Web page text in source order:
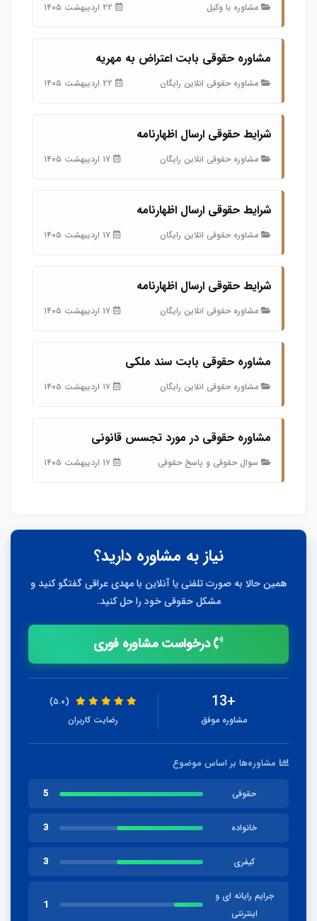
مشاوره با وکیل
مشاوره حقوقی بابت اعتراض به مهریه
مشاوره حقوقی انلاین رایگان
شرایط حقوقی ارسال اظهارنامه
مشاوره حقوقی انلاین رایگان
شرایط حقوقی ارسال اظهارنامه
مشاوره حقوقی انلاین رایگان
شرایط حقوقی ارسال اظهارنامه
مشاوره حقوقی انلاین رایگان
مشاوره حقوقی بابت سند ملکی
مشاوره حقوقی انلاین رایگان
مشاوره حقوقی در مورد تجسس قانونی
سوال حقوقی و پاسخ حقوقی
نیاز به مشاوره دارید؟
همین حالا به صورت تلفنی یا آنلاین با مهدی عراقی گفتگو کنید و
مشکل حقوقی خود را حل کنید.
درخواست مشاوره فوری
+13
مشاوره موفق
(۵.۰)
رضایت کاربران
مشاوره‌ها بر اساس موضوع
حقوقی 5
خانواده 3
کیفری 3
جرایم رایانه ای و
اینترنتی
1